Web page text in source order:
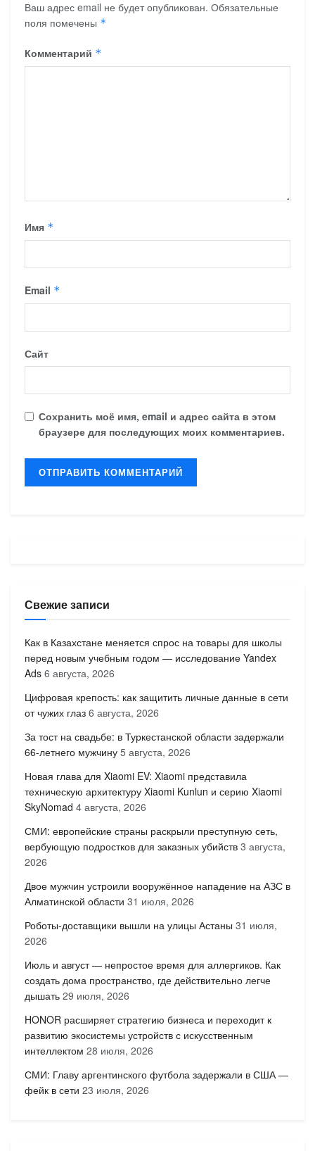
Ваш адрес email не будет опубликован. Обязательные
поля помечены *
Комментарий *
Имя *
Email *
Сайт
Сохранить моё имя, email и адрес сайта в этом
браузере для последующих моих комментариев.
Свежие записи
Как в Казахстане меняется спрос на товары для школы
перед новым учебным годом — исследование Yandex
Ads 6 августа, 2026
Цифровая крепость: как защитить личные данные в сети
от чужих глаз 6 августа, 2026
За тост на свадьбе: в Туркестанской области задержали
66-летнего мужчину 5 августа, 2026
Новая глава для Xiaomi EV: Xiaomi представила
техническую архитектуру Xiaomi Kunlun и серию Xiaomi
SkyNomad 4 августа, 2026
СМИ: европейские страны раскрыли преступную сеть,
вербующую подростков для заказных убийств 3 августа,
2026
Двое мужчин устроили вооружённое нападение на АЗС в
Алматинской области 31 июля, 2026
Роботы-доставщики вышли на улицы Астаны 31 июля,
2026
Июль и август — непростое время для аллергиков. Как
создать дома пространство, где действительно легче
дышать 29 июля, 2026
HONOR расширяет стратегию бизнеса и переходит к
развитию экосистемы устройств с искусственным
интеллектом 28 июля, 2026
СМИ: Главу аргентинского футбола задержали в США —
фейк в сети 23 июля, 2026